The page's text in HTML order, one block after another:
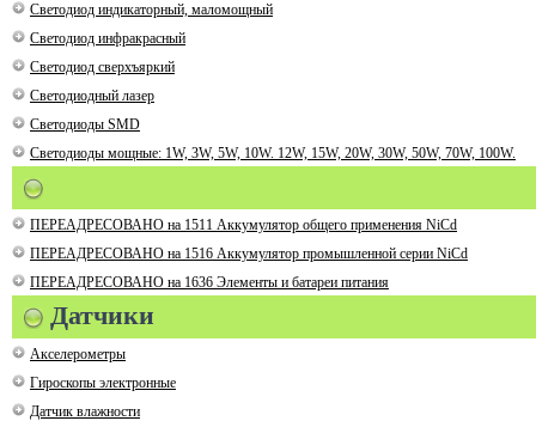
Светодиод индикаторный, маломощный
Светодиод инфракрасный
Светодиод сверхъяркий
Светодиодный лазер
Светодиоды SMD
Светодиоды мощные: 1W, 3W, 5W, 10W. 12W, 15W, 20W, 30W, 50W, 70W, 100W.
ПЕРЕАДРЕСОВАНО на 1511 Аккумулятор общего применения NiCd
ПЕРЕАДРЕСОВАНО на 1516 Аккумулятор промышленной серии NiCd
ПЕРЕАДРЕСОВАНО на 1636 Элементы и батареи питания
Датчики
Акселерометры
Гироскопы электронные
Датчик влажности